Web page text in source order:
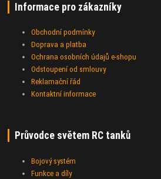
Informace pro zákazníky
Obchodní podmínky
Doprava a platba
Ochrana osobních údajů e-shopu
Odstoupení od smlouvy
Reklamační řád
Kontaktní informace
Průvodce světem RC tanků
Bojový systém
Funkce a díly